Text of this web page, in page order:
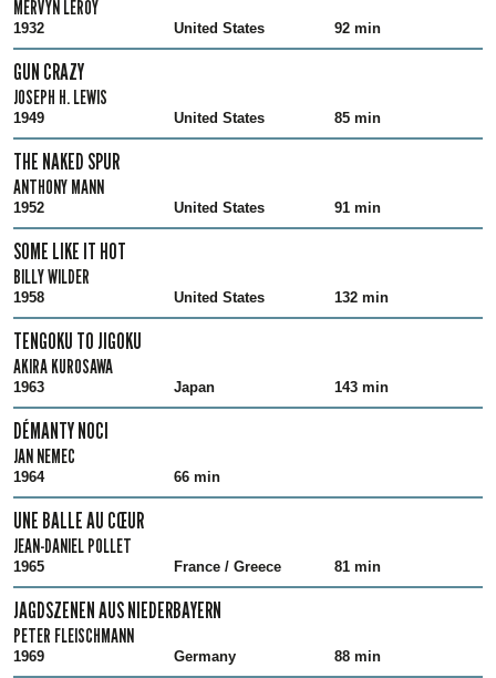
MERVYN LEROY
1932 United States 92 min
GUN CRAZY
JOSEPH H. LEWIS
1949 United States 85 min
THE NAKED SPUR
ANTHONY MANN
1952 United States 91 min
SOME LIKE IT HOT
BILLY WILDER
1958 United States 132 min
TENGOKU TO JIGOKU
AKIRA KUROSAWA
1963 Japan 143 min
DÉMANTY NOCI
JAN NEMEC
1964 66 min
UNE BALLE AU CŒUR
JEAN-DANIEL POLLET
1965 France / Greece 81 min
JAGDSZENEN AUS NIEDERBAYERN
PETER FLEISCHMANN
1969 Germany 88 min